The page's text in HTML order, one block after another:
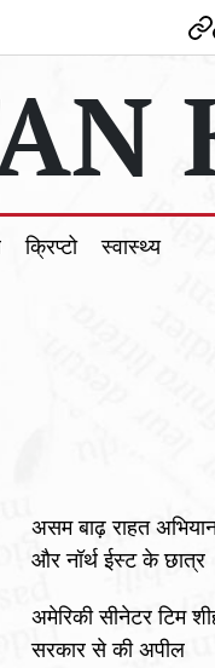
क्रिप्टो स्वास्थ्य
असम बाढ़ राहत
और नॉर्थ ईस्ट के छात्र
अमेरिकी सीनेटर टिम
सरकार से की अपील